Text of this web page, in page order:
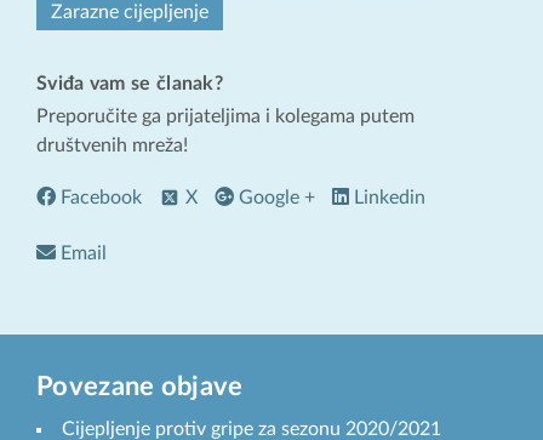
Zarazne cijepljenje
Sviđa vam se članak?
Preporučite ga prijateljima i kolegama putem
društvenih mreža!
Facebook X Google + Linkedin
Email
Povezane objave
Cijepljenje protiv gripe za sezonu 2020/2021